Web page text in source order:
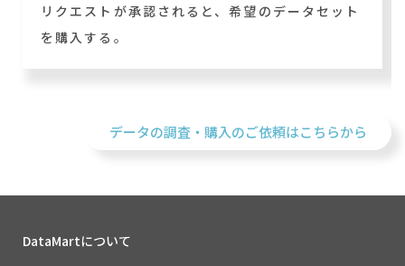
リクエストが承認されると、希望のデータセット
を購入する。
データの調査・購入のご依頼はこちらから
DataMartについて